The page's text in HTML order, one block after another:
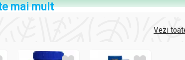
0.06 ml, Miere 6.00 ml.
mai mult
Vezi